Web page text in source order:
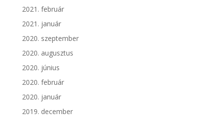
2021. február
2021. január
2020. szeptember
2020. augusztus
2020. június
2020. február
2020. január
2019. december